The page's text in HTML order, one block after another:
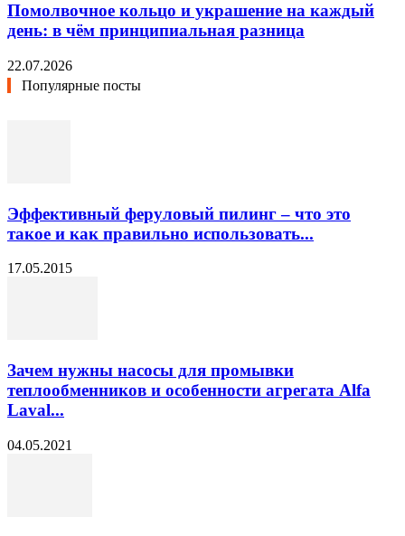
Помолвочное кольцо и украшение на каждый
день: в чём принципиальная разница
22.07.2026
Популярные посты
Эффективный феруловый пилинг – что это
такое и как правильно использовать...
17.05.2015
Зачем нужны насосы для промывки
теплообменников и особенности агрегата Alfa
Laval...
04.05.2021